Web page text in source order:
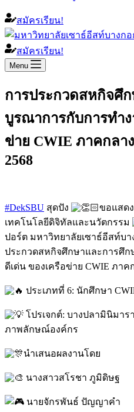
สมัครเรียน!
สมัครเรียน!
Menu
การประกวดสหกิจศึ
บูรณาการกับการทำง
ข่าย CWIE ภาคกลา
2568
#DekSBU สุดปัง
ขอแสด
เทคโนโลยีดิจิทัลและนวัตกรรม
ปอร์ต มหาวิทยาลัยเซาธ์อีสท์บา
ประกวดสหกิจศึกษาและการศึ
ดีเด่น ของเครือข่าย CWIE ภา
ประเภทที่ 6: นักศึกษา
โปรเจกต์: บางปลามินิมาร
ภาพลักษณ์องค์กร
นำเสนอผลงานโดย
นางสาวสโรชา ภูมิดิษฐ
นายจักรพันธ์ ปัญญาคำ